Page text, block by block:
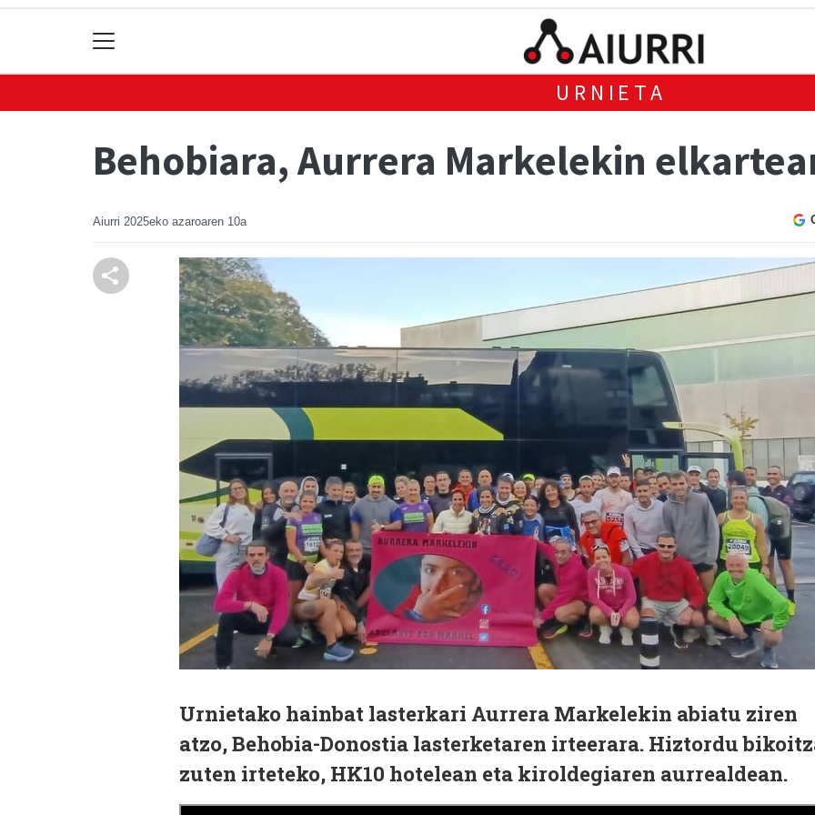
URNIETA
Behobiara, Aurrera Markelekin
Aiurri 2025eko azaroaren 10a
Urnietako hainbat lasterkari Aurrera Markelekin abiatu ziren
atzo, Behobia-Donostia lasterketaren irteerara. Hiztordu
zuten irteteko, HK10 hotelean eta kiroldegiaren aurrealdean.